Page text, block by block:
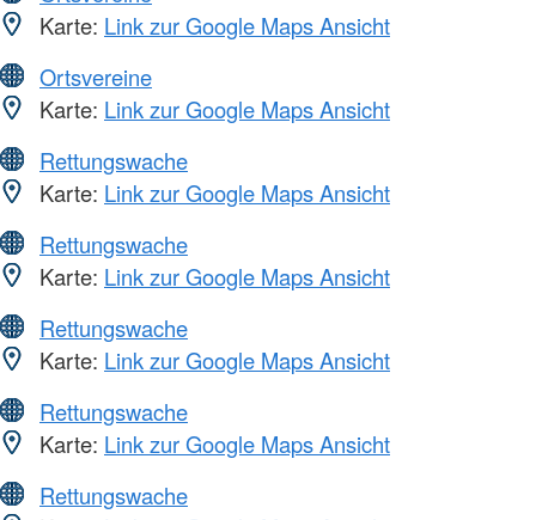
Karte: Link zur Google Maps Ansicht
Ortsvereine
Karte: Link zur Google Maps Ansicht
Rettungswache
Karte: Link zur Google Maps Ansicht
Rettungswache
Karte: Link zur Google Maps Ansicht
Rettungswache
Karte: Link zur Google Maps Ansicht
Rettungswache
Karte: Link zur Google Maps Ansicht
Rettungswache